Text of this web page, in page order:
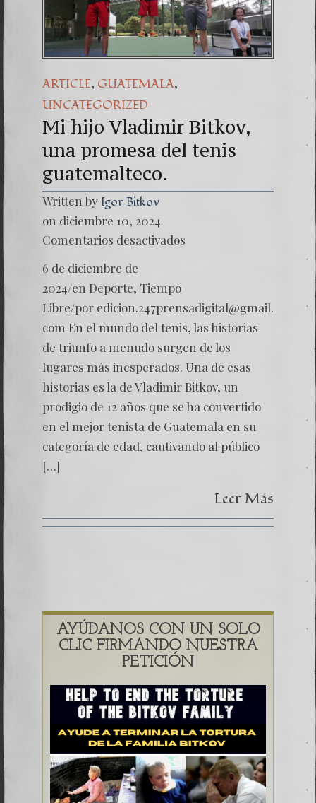
Una
7.
ARTICLE, GUATEMALA,
UNCATEGORIZED
Mi hijo Vladimir Bitkov,
una promesa del tenis
guatemalteco.
Written by Igor Bitkov
on diciembre 10, 2024
Comentarios desactivados
6 de diciembre de
2024/en Deporte, Tiempo
Libre/por edicion.247prensadigital@gmail.
com En el mundo del tenis, las historias
de triunfo a menudo surgen de los
lugares más inesperados. Una de esas
historias es la de Vladimir Bitkov, un
prodigio de 12 años que se ha convertido
en el mejor tenista de Guatemala en su
categoría de edad, cautivando al público
[…]
Leer Más
AYÚDANOS CON UN SOLO
CLIC FIRMANDO NUESTRA
PETICIÓN